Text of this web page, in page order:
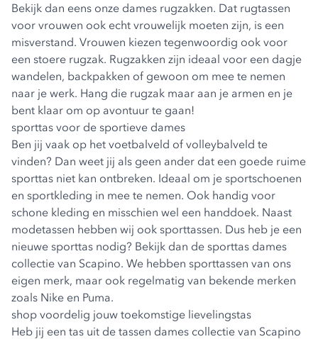
Bekijk dan eens onze dames rugzakken. Dat rugtassen
voor vrouwen ook echt vrouwelijk moeten zijn, is een
misverstand. Vrouwen kiezen tegenwoordig ook voor
een stoere rugzak. Rugzakken zijn ideaal voor een dagje
wandelen, backpakken of gewoon om mee te nemen
naar je werk. Hang die rugzak maar aan je armen en je
bent klaar om op avontuur te gaan!
sporttas voor de sportieve dames
Ben jij vaak op het voetbalveld of volleybalveld te
vinden? Dan weet jij als geen ander dat een goede ruime
sporttas niet kan ontbreken. Ideaal om je sportschoenen
en sportkleding in mee te nemen. Ook handig voor
schone kleding en misschien wel een handdoek. Naast
modetassen hebben wij ook sporttassen. Dus heb je een
nieuwe sporttas nodig? Bekijk dan de sporttas dames
collectie van Scapino. We hebben sporttassen van ons
eigen merk, maar ook regelmatig van bekende merken
zoals Nike en Puma.
shop voordelig jouw toekomstige lievelingstas
Heb jij een tas uit de tassen dames collectie van Scapino